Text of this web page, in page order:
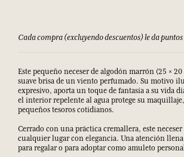
Cada compra (excluyendo descuentos) le da puntos
Este pequeño neceser de algodón marrón (25 ×
suave brisa de un viento perfumado. Su motivo
expresivo, aporta un toque de fantasía a su vida
el interior repelente al agua protege su
pequeños tesoros cotidianos.
Cerrado con una práctica cremallera, este neceser
cualquier lugar con elegancia. Una atención llena
para regalar o para adoptar como amuleto